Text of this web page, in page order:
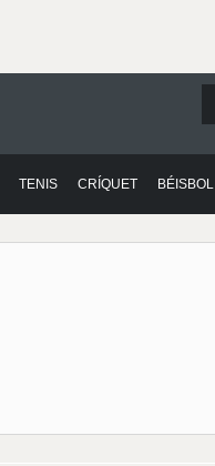
TENIS CRÍQUET BÉISBOL